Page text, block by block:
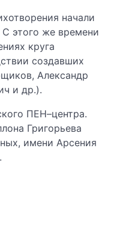
начали
С этого же времени
круга
создавших
Александр
и др.).
ПЕН–центра.
Григорьева
имени Арсения